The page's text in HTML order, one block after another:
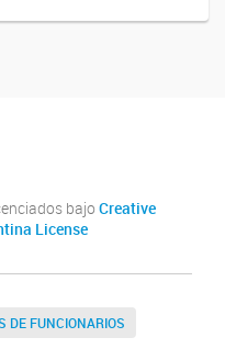
bajo Creative
License
DE FUNCIONARIOS